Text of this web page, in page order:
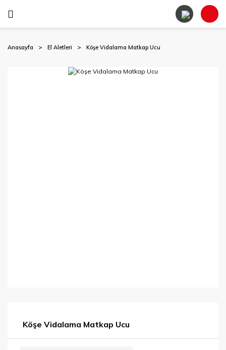
Anasayfa El Aletleri Köşe Vidalama Matkap Ucu
Köşe Vidalama Matkap Ucu